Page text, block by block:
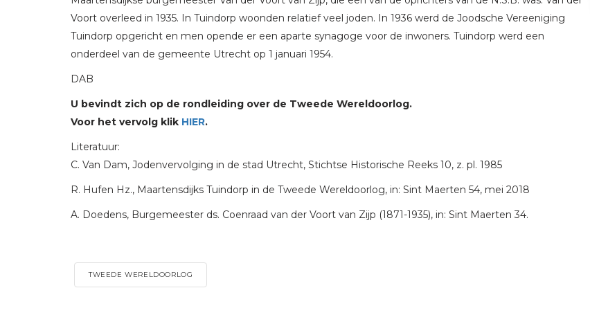
Voort overleed in 1935. In Tuindorp woonden relatief veel joden. In 1936 werd de Joodsche Vereeniging
Tuindorp opgericht en men opende er een aparte synagoge voor de inwoners. Tuindorp werd een
onderdeel van de gemeente Utrecht op 1 januari 1954.
DAB
U bevindt zich op de rondleiding over de Tweede Wereldoorlog.
Voor het vervolg klik HIER.
Literatuur:
C. Van Dam, Jodenvervolging in de stad Utrecht, Stichtse Historische Reeks 10, z. pl. 1985
R. Hufen Hz., Maartensdijks Tuindorp in de Tweede Wereldoorlog, in: Sint Maerten 54, mei 2018
A. Doedens, Burgemeester ds. Coenraad van der Voort van Zijp (1871-1935), in: Sint Maerten 34.
TWEEDE WERELDOORLOG